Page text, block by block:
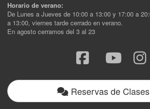
Horario de verano:
De Lunes a Jueves de 10:00 a 13:00 y 17:00 a
a 13:00, viernes tarde cerrado en verano.
En agosto cerramos del 3 al 23
Reservas de Clases